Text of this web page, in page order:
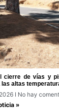
cierre de vías y
las altas
No hay
»